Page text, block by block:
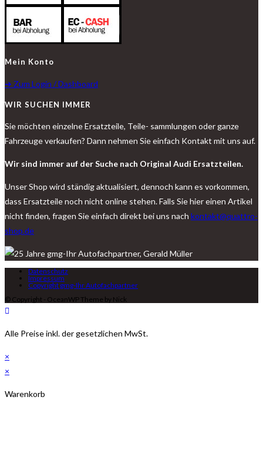
Mein Konto
➔ Zum Login / Dashboard
WIR SUCHEN IMMER
Sie möchten einzelne Ersatzteile, Teile- sammlungen oder ganze
Fahrzeuge verkaufen? Dann nehmen Sie einfach Kontakt mit uns auf.
Wir sind immer auf der Suche nach Original Audi Ersatzteilen.
Unser Shop wird ständig aktualisiert, dennoch kann es vorkommen,
dass Ersatzteile noch nicht online stehen. Falls Sie hier einen Artikel
nicht finden, fragen Sie einfach direkt bei uns nach kontakt@quattro-
shop.de
Datenschutz
Impressum
Copyright gmg-Ihr Autofachpartner
© Copyright - OceanWP Theme by Nick
Alle Preise inkl. der gesetzlichen MwSt.
×
×
Warenkorb